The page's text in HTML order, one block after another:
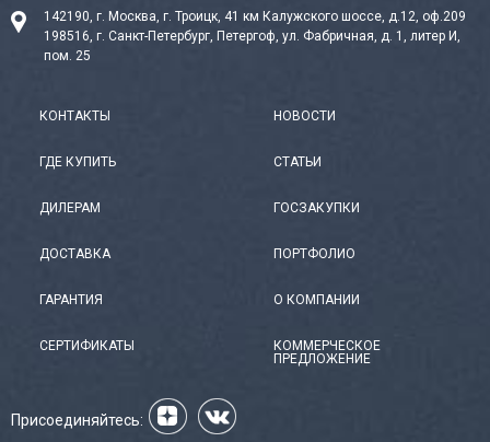
142190, г. Москва, г. Троицк, 41 км Калужского шоссе, д.12, оф.209
198516, г. Санкт-Петербург, Петергоф, ул. Фабричная, д. 1, литер И,
пом. 25
КОНТАКТЫ
ГДЕ КУПИТЬ
ДИЛЕРАМ
ДОСТАВКА
ГАРАНТИЯ
СЕРТИФИКАТЫ
НОВОСТИ
СТАТЬИ
ГОСЗАКУПКИ
ПОРТФОЛИО
О КОМПАНИИ
КОММЕРЧЕСКОЕ
ПРЕДЛОЖЕНИЕ
Присоединяйтесь: